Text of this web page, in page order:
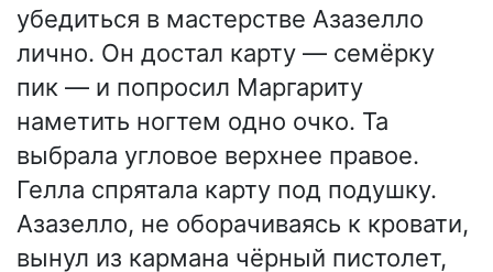
убедиться в мастерстве Азазелло
лично. Он достал карту — семёрку
пик — и попросил Маргариту
наметить ногтем одно очко. Та
выбрала угловое верхнее правое.
Гелла спрятала карту под подушку.
Азазелло, не оборачиваясь к кровати,
вынул из кармана чёрный пистолет,